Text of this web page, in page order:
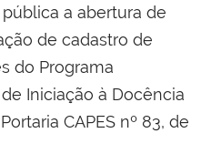
a abertura de
de cadastro de
do Programa
Iniciação à Docência
CAPES nº 83, de